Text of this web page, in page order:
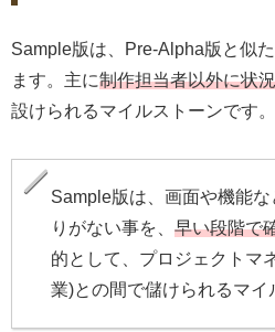
Sample版は、Pre-Alpha版と似
ます。主に制作担当者以外に状
設けられるマイルストーンです。
Sample版は、画面や機能
りがない事を、 早い段階で
的として、プロジェクトマ
業)との間で儲けられるマイ